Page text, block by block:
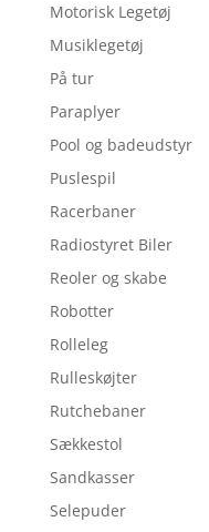
Motorisk Legetøj
Musiklegetøj
På tur
Paraplyer
Pool og badeudstyr
Puslespil
Racerbaner
Radiostyret Biler
Reoler og skabe
Robotter
Rolleleg
Rulleskøjter
Rutchebaner
Sækkestol
Sandkasser
Selepuder